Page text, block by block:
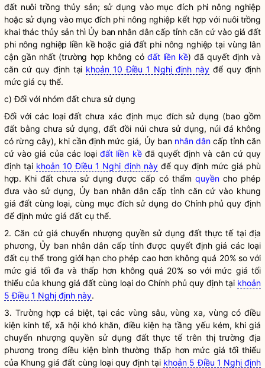
đất nuôi trồng thủy sản; sử dụng vào mục đích phi nông nghiệp
hoặc sử dụng vào mục đích phi nông nghiệp kết hợp với nuôi trồng
khai thác thủy sản thì Ủy ban nhân dân cấp tỉnh căn cứ vào giá đất
phi nông nghiệp liền kề hoặc giá đất phi nông nghiệp tại vùng lân
cận gần nhất (trường hợp không có đất liền kề) đã quyết định và
căn cứ quy định tại khoản 10 Điều 1 Nghị định nàyđể quy định
mức giá cụ thể.
c) Đối với nhóm đất chưa sử dụng
Đối với các loại đất chưa xác định mục đích sử dụng (bao gồm
đất bằng chưa sử dụng, đất đồi núi chưa sử dụng, núi đá không
có rừng cây), khi cần định mức giá, Ủy ban nhân dâncấp tỉnh căn
cứ vào giá của các loạiđất liền kềđã quyết định và căn cứ quy
định tại khoản 10 Điều 1 Nghị định nàyđể quy định mức giá phù
hợp. Khi đất chưa sử dụng được cấp có thẩm quyềncho phép
đưa vào sử dụng, Ủy ban nhân dân cấp tỉnh căn cứ vào khung
giá đất cùng loại, cùng mục đích sử dụng do Chính phủ quy định
để định mức giá đất cụ thể.
2. Căn cứ giá chuyển nhượng quyền sử dụng đấtthực tế tại địa
phương, Ủy ban nhân dân cấp tỉnh được quyết địnhgiá các loại
đất cụ thể trong giới hạn cho phép cao hơn không quá 20% so với
mứcgiá tối đa và thấp hơn không quá 20% so với mức giá tối
thiểu của khung giá đất cùng loại do Chính phủ quy định tại khoản
5 Điều 1 Nghị định này.
3. Trường hợp cá biệt, tại các vùng sâu, vùng xa, vùng có điều
kiện kinh tế, xã hội khó khăn, điều kiện hạ tầng yếu kém, khi giá
chuyển nhượng quyền sử dụng đấtthực tế trên thị trường địa
phương trong điều kiện bình thường thấp hơn mức giá tối thiểu
của Khunggiá đất cùng loại quy định tại khoản 5 Điều 1 Nghị định